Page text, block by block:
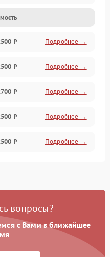
₽ Подробнее →
₽ Подробнее →
₽ Подробнее →
₽ Подробнее →
₽ Подробнее →
вопросы?
с Вами в ближайшее